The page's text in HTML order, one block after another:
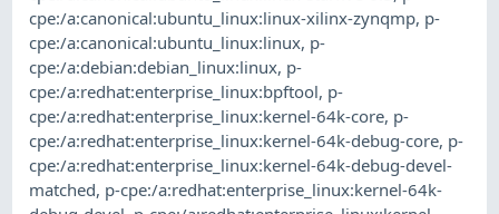
cpe:/a:canonical:ubuntu_linux:linux-xilinx-zynqmp, p-
cpe:/a:canonical:ubuntu_linux:linux, p-
cpe:/a:debian:debian_linux:linux, p-
cpe:/a:redhat:enterprise_linux:bpftool, p-
cpe:/a:redhat:enterprise_linux:kernel-64k-core, p-
cpe:/a:redhat:enterprise_linux:kernel-64k-debug-core, p-
cpe:/a:redhat:enterprise_linux:kernel-64k-debug-devel-
matched, p-cpe:/a:redhat:enterprise_linux:kernel-64k-